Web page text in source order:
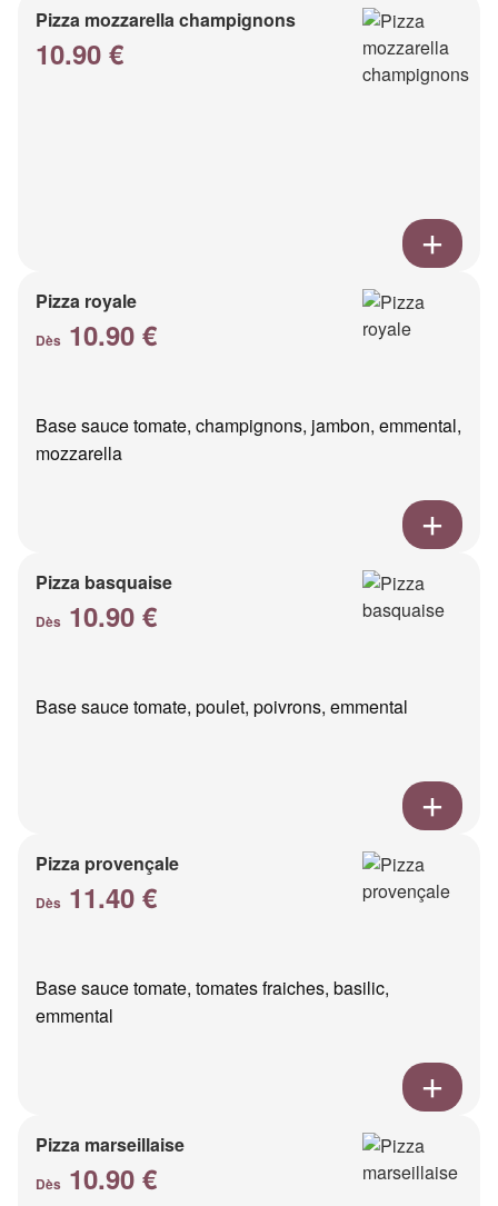
Pizza mozzarella champignons
10.90 €
Pizza royale
Dès 10.90 €
Base sauce tomate, champignons, jambon, emmental,
mozzarella
Pizza basquaise
Dès 10.90 €
Base sauce tomate, poulet, poivrons, emmental
Pizza provençale
Dès 11.40 €
Base sauce tomate, tomates fraiches, basilic,
emmental
Pizza marseillaise
Dès 10.90 €